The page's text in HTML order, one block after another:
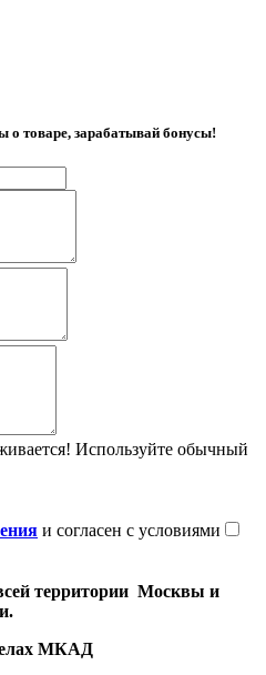
о товаре, зарабатывай бонусы!
Используйте обычный
и согласен с условиями
территории Москвы и
МКАД